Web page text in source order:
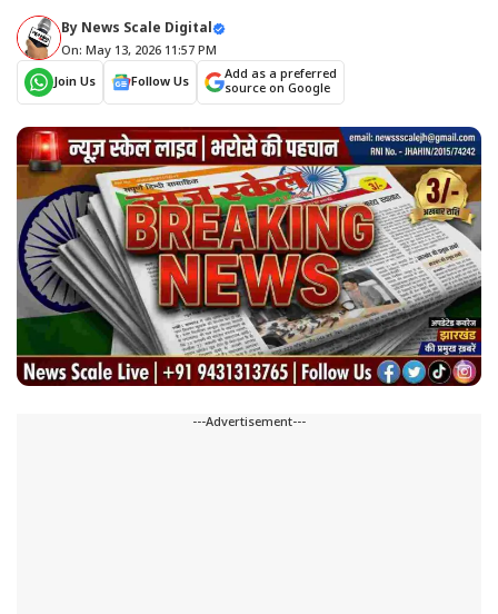
By News Scale Digital
On: May 13, 2026 11:57 PM
Join Us
Follow Us
Add as a preferred
source on Google
---Advertisement---